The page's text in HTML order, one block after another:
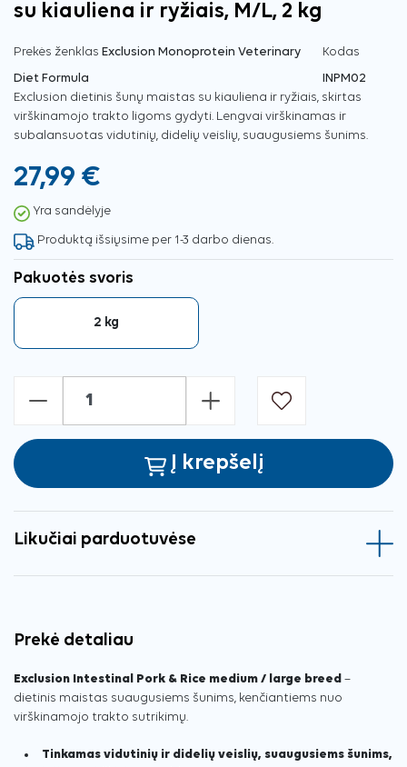
su kiauliena ir ryžiais, M/L, 2 kg
Prekės ženklas Exclusion Monoprotein Veterinary
Diet Formula
Kodas
INPM02
Exclusion dietinis šunų maistas su kiauliena ir ryžiais, skirtas
virškinamojo trakto ligoms gydyti. Lengvai virškinamas ir
subalansuotas vidutinių, didelių veislių, suaugusiems šunims.
27,99 €
Yra sandėlyje
Produktą išsiųsime per 1-3 darbo dienas.
Pakuotės svoris
2 kg
- +
Į krepšelį
Likučiai parduotuvėse
Prekė detaliau
Exclusion Intestinal Pork & Rice medium / large breed –
dietinis maistas suaugusiems šunims, kenčiantiems nuo
virškinamojo trakto sutrikimų.
Tinkamas vidutinių ir didelių veislių, suaugusiems šunims,